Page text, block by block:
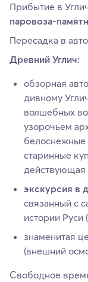
Прибытие в
паровоза-
Пересадка в
Древний Углич:
обзорная
дивному
волшебных
узорочьем
белоснежные
старинные
действующая
экскурсия в
связанный с
истории Руси
знаменитая
(внешний
Свободное